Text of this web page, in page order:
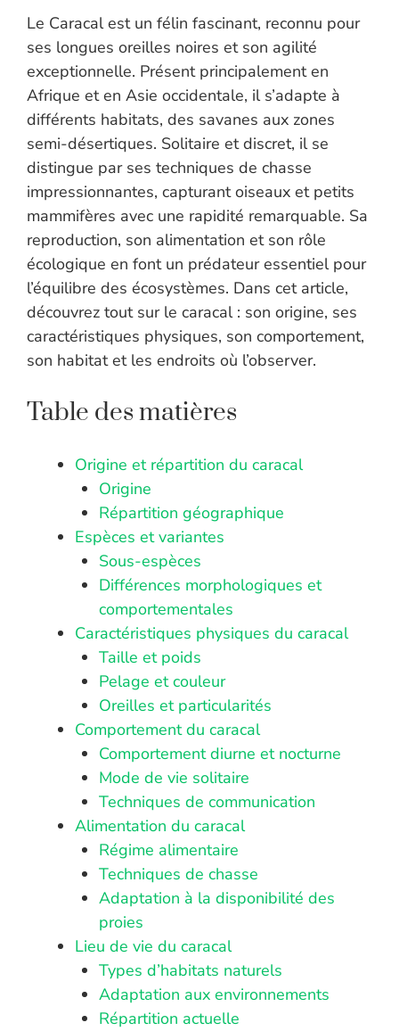
Le Caracal est un félin fascinant, reconnu pour
ses longues oreilles noires et son agilité
exceptionnelle. Présent principalement en
Afrique et en Asie occidentale, il s’adapte à
différents habitats, des savanes aux zones
semi-désertiques. Solitaire et discret, il se
distingue par ses techniques de chasse
impressionnantes, capturant oiseaux et petits
mammifères avec une rapidité remarquable. Sa
reproduction, son alimentation et son rôle
écologique en font un prédateur essentiel pour
l’équilibre des écosystèmes. Dans cet article,
découvrez tout sur le caracal : son origine, ses
caractéristiques physiques, son comportement,
son habitat et les endroits où l’observer.
Table des matières
Origine et répartition du caracal
Origine
Répartition géographique
Espèces et variantes
Sous-espèces
Différences morphologiques et
comportementales
Caractéristiques physiques du caracal
Taille et poids
Pelage et couleur
Oreilles et particularités
Comportement du caracal
Comportement diurne et nocturne
Mode de vie solitaire
Techniques de communication
Alimentation du caracal
Régime alimentaire
Techniques de chasse
Adaptation à la disponibilité des
proies
Lieu de vie du caracal
Types d’habitats naturels
Adaptation aux environnements
Répartition actuelle